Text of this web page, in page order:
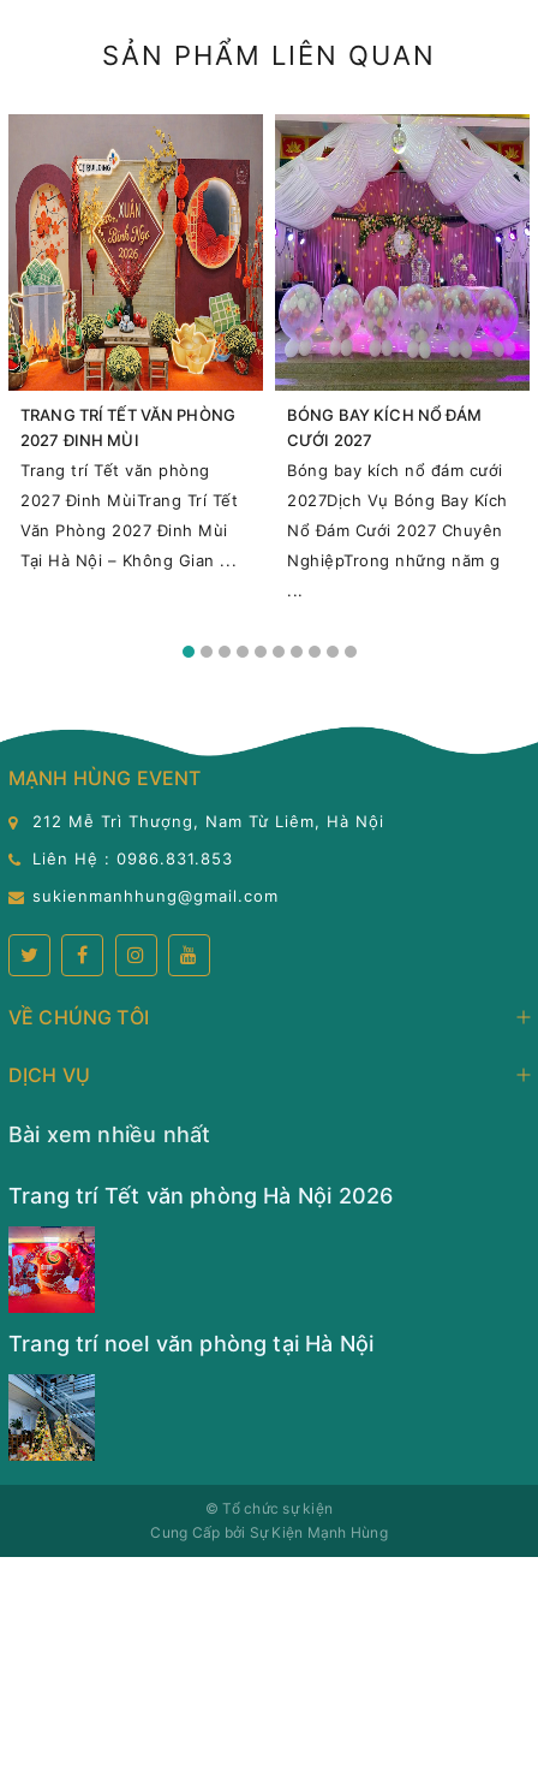
SẢN PHẨM LIÊN QUAN
TRANG TRÍ TẾT VĂN PHÒNG
2027 ĐINH MÙI
Trang trí Tết văn phòng
2027 Đinh MùiTrang Trí Tết
Văn Phòng 2027 Đinh Mùi
Tại Hà Nội – Không Gian ...
BÓNG BAY KÍCH NỔ ĐÁM
CƯỚI 2027
Bóng bay kích nổ đám cưới
2027Dịch Vụ Bóng Bay Kích
Nổ Đám Cưới 2027 Chuyên
NghiệpTrong những năm g
...
MẠNH HÙNG EVENT
212 Mễ Trì Thượng, Nam Từ Liêm, Hà Nội
Liên Hệ : 0986.831.853
sukienmanhhung@gmail.com
VỀ CHÚNG TÔI
DỊCH VỤ
Bài xem nhiều nhất
Trang trí Tết văn phòng Hà Nội 2026
Trang trí noel văn phòng tại Hà Nội
©Tổ chức sự kiện
Cung Cấp bởi Sự Kiện Mạnh Hùng